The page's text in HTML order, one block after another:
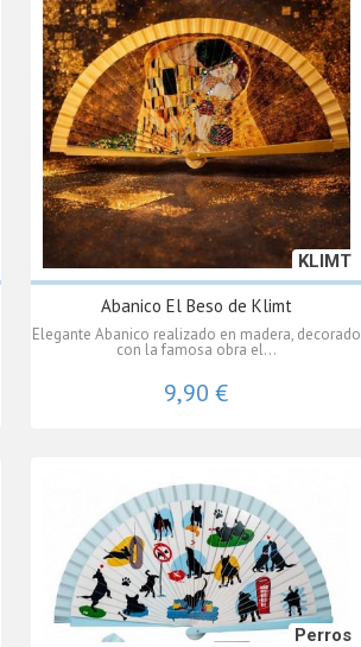
KLIMT
Abanico El Beso de Klimt
Elegante Abanico realizado en madera, decorado
con la famosa obra el...
9,90 €
Perros